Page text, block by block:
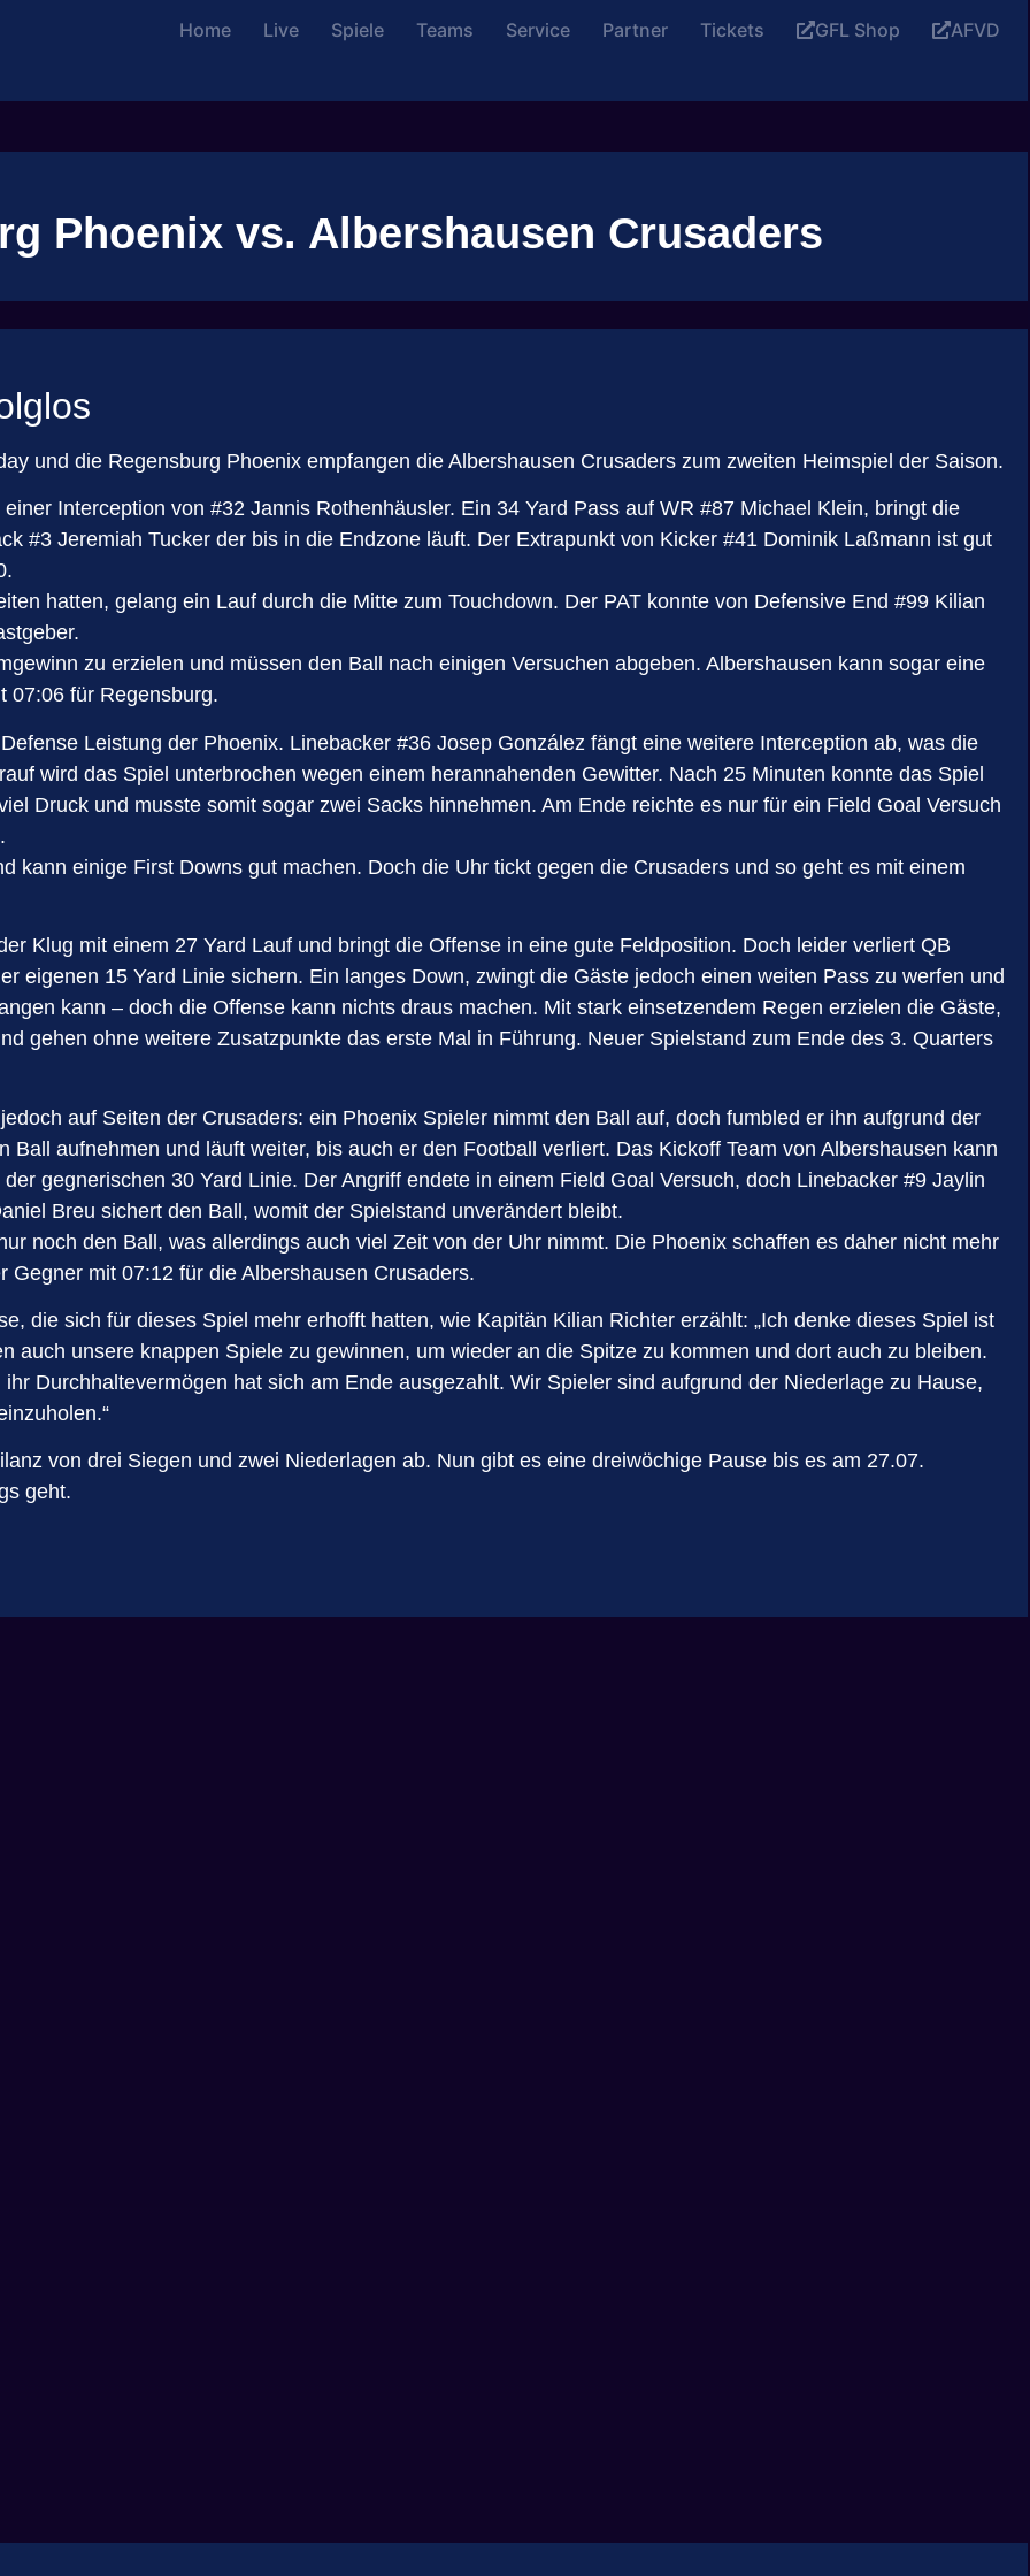
Home Live Spiele Teams Service Partner Tickets GFL Shop AFVD
Phoenix vs. Albershausen Crusaders
und die Regensburg Phoenix empfangen die Albershausen Crusaders zum zweiten Heimspiel der Saison.
Interception von #32 Jannis Rothenhäusler. Ein 34 Yard Pass auf WR #87 Michael Klein, bringt die
#3 Jeremiah Tucker der bis in die Endzone läuft. Der Extrapunkt von Kicker #41 Dominik Laßmann ist gut
hatten, gelang ein Lauf durch die Mitte zum Touchdown. Der PAT konnte von Defensive End #99 Kilian
zu erzielen und müssen den Ball nach einigen Versuchen abgeben. Albershausen kann sogar eine
07:06 für Regensburg.
Leistung der Phoenix. Linebacker #36 Josep González fängt eine weitere Interception ab, was die
wird das Spiel unterbrochen wegen einem herannahenden Gewitter. Nach 25 Minuten konnte das Spiel
Druck und musste somit sogar zwei Sacks hinnehmen. Am Ende reichte es nur für ein Field Goal Versuch
kann einige First Downs gut machen. Doch die Uhr tickt gegen die Crusaders und so geht es mit einem
Klug mit einem 27 Yard Lauf und bringt die Offense in eine gute Feldposition. Doch leider verliert QB
eigenen 15 Yard Linie sichern. Ein langes Down, zwingt die Gäste jedoch einen weiten Pass zu werfen und
kann – doch die Offense kann nichts draus machen. Mit stark einsetzendem Regen erzielen die Gäste,
gehen ohne weitere Zusatzpunkte das erste Mal in Führung. Neuer Spielstand zum Ende des 3. Quarters
auf Seiten der Crusaders: ein Phoenix Spieler nimmt den Ball auf, doch fumbled er ihn aufgrund der
aufnehmen und läuft weiter, bis auch er den Football verliert. Das Kickoff Team von Albershausen kann
gegnerischen 30 Yard Linie. Der Angriff endete in einem Field Goal Versuch, doch Linebacker #9 Jaylin
Breu sichert den Ball, womit der Spielstand unverändert bleibt.
noch den Ball, was allerdings auch viel Zeit von der Uhr nimmt. Die Phoenix schaffen es daher nicht mehr
mit 07:12 für die Albershausen Crusaders.
die sich für dieses Spiel mehr erhofft hatten, wie Kapitän Kilian Richter erzählt: „Ich denke dieses Spiel ist
auch unsere knappen Spiele zu gewinnen, um wieder an die Spitze zu kommen und dort auch zu bleiben.
Durchhaltevermögen hat sich am Ende ausgezahlt. Wir Spieler sind aufgrund der Niederlage zu Hause,
von drei Siegen und zwei Niederlagen ab. Nun gibt es eine dreiwöchige Pause bis es am 27.07.
geht.